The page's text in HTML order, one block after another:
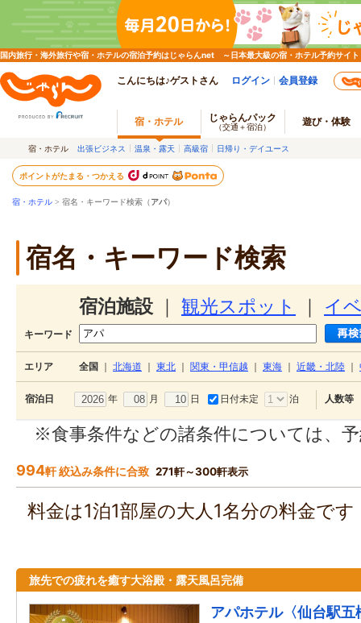
国内旅行・海外旅行や宿・ホテルの宿泊予約はじゃらんnet ～日本最大級の宿・ホテル予約サイト
こんにちは♪ゲストさん ログイン 会員登録
宿・ホテル じゃらんパック
（交通＋宿泊） 遊び・体験
宿・ホテル 出張ビジネス 温泉・露天 高級宿 日帰り・デイユース
ポイントがたまる・つかえる
宿・ホテル > 宿名・キーワード検索（アパ）
宿名・キーワード検索
宿泊施設 観光スポット イ
キーワード
エリア 全国 北海道 東北 関東・甲信越 東海 近畿・北陸
宿泊日 年 月 日 日付未定 泊 人数等
※食事条件などの諸条件については、
994軒 絞込み条件に合致 271軒～300軒表示
料金は1泊1部屋の大人1名分の料金で
旅先での疲れを癒す大浴殿・露天風呂完備
アパホテル〈仙台駅